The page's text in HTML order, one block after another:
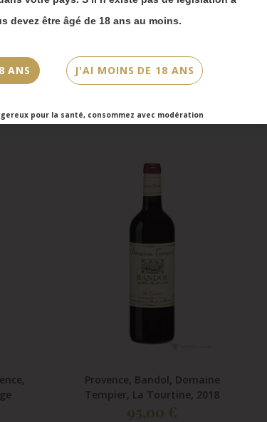
devez être âgé de 18 ans au moins.
ANS J'AI MOINS DE 18 ANS
pour la santé, consommez avec modération
Provence, Bandol, Domaine
Tempier, La Tourtine, 2018
95,00 €
à partir du 31 août.
seront disponibles à partir du 4